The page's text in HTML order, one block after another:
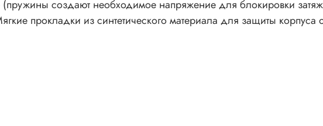
создают необходимое напряжение для блокировки
прокладки из синтетического материала для защиты корпуса